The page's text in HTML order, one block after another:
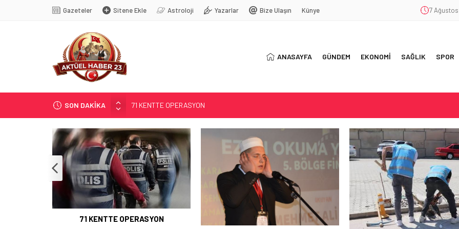
Gazeteler Sitene Ekle Astroloji Yazarlar Bize Ulaşın Künye 7
ANASAYFA GÜNDEM EKONOMİ SAĞLIK SPOR
SON DAKİKA
TÜRK DÜNYASI BAŞKENTLERİ
GÜNEŞ; 12 AĞUSTOS’TA TUTULACAK…
SOSYAL MEDYANIN KÜÇÜK YAŞ BAĞIMLILIĞI
EĞİTİMCİLERİN PROMOSYONU 3,5 YIL OLDU
71 KENTTE OPERASYON
71 KENTTE OPERASYON